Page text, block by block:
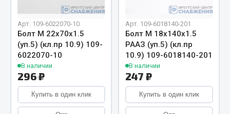
Кольца уплотнительные
Лента конвейерная
Манжеты
Паронит
Патрубки
Прокладки
Рукава высокого давления
Арт. 109-6022070-10
Болт М 22х70х1.5
(уп.5) (кл.пр 10.9) 109-
6022070-10
В наличии
296 ₽
Купить в один клик
Арт. 109-6018140-201
Болт М 18х140х1.5
РААЗ (уп.5) (кл.пр
10.9) 109-6018140-201
В наличии
247 ₽
Купить в один клик